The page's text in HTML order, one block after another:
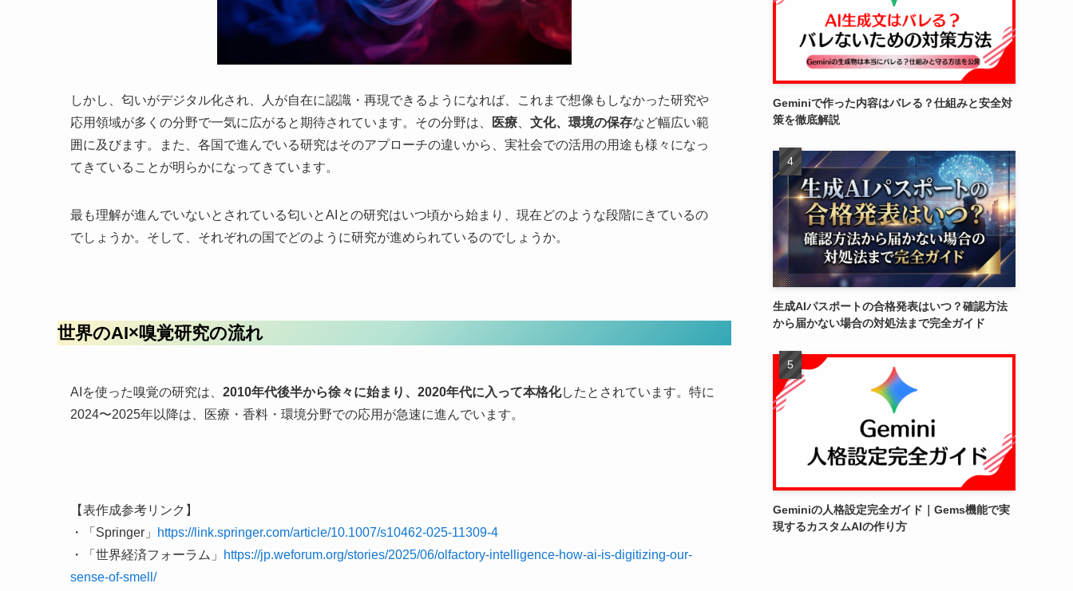
しかし、匂いがデジタル化され、人が自在に認識・再現できるようになれば、これまで想像もしなかった研究や
応用領域が多くの分野で一気に広がると期待されています。その分野は、
医療、 文化、環境の保存など幅広い範
囲に及びます。また、各国で進んでいる研究はそのアプローチの違いから、実社会での活用の用途も様々になっ
てきていることが明らかになってきています。
最も理解が進んでいないとされている匂いとAIとの研究はいつ頃から始まり、現在どのような段階にきているの
でしょうか。そして、それぞれの国でどのように研究が進められているのでしょうか。
世界のAI×嗅覚研究の流れ
AIを使った嗅覚の研究は、 2010年代後半から徐々に始まり、2020年代に入って本格化したとされています。特に
2024〜2025年以降は、医療・香料・環境分野での応用が急速に進んでいます。
【表作成参考リンク】
・「Springer」
https://link.springer.com/article/10.1007/s10462-025-11309-4
・「世界経済フォーラム」
https://jp.weforum.org/stories/2025/06/olfactory-intelligence-how-ai-is-digitizing-our-
sense-of-smell/
Geminiで作った内容はバレる？仕組みと安全対
策を徹底解説
生成AIパスポートの合格発表はいつ？確認方法
から届かない場合の対処法まで完全ガイド
Geminiの人格設定完全ガイド｜Gems機能で実
現するカスタムAIの作り方